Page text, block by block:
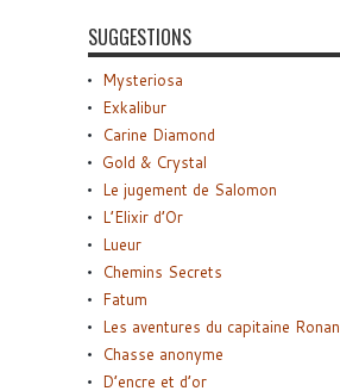
SUGGESTIONS
Mysteriosa
Exkalibur
Carine Diamond
Gold & Crystal
Le jugement de Salomon
L’Elixir d’Or
Lueur
Chemins Secrets
Fatum
Les aventures du capitaine Ronan
Chasse anonyme
D’encre et d’or